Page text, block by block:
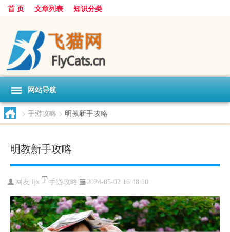
首 页 文章列表 知识分类
网站导航
> 手游攻略 > 明教新手攻略
明教新手攻略
网友:ljx 手游攻略 2024-05-02 16:48:10